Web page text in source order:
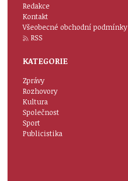
Redakce
Kontakt
Všeobecné obchodní podmínky
RSS
KATEGORIE
Zprávy
Rozhovory
Kultura
Společnost
Sport
Publicistika